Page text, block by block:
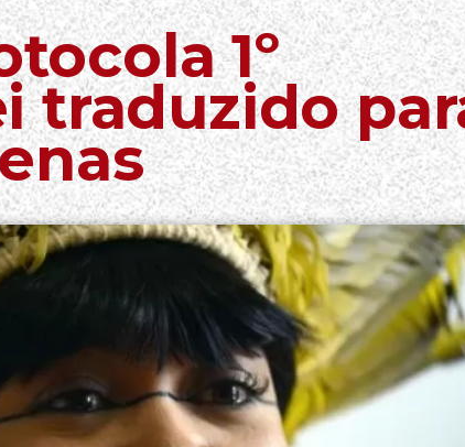
1º
traduzido